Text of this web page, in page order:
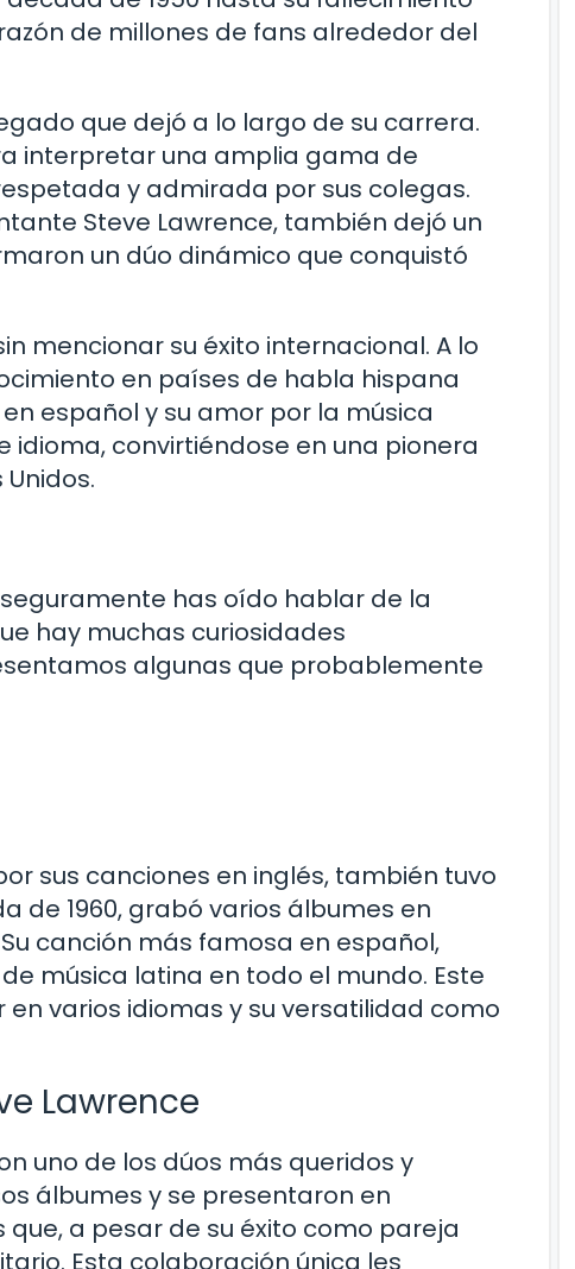
de millones de fans alrededor del
que dejó a lo largo de su carrera.
interpretar una amplia gama de
y admirada por sus colegas.
Steve Lawrence, también dejó un
un dúo dinámico que conquistó
mencionar su éxito internacional. A lo
en países de habla hispana
español y su amor por la música
convirtiéndose en una pionera
has oído hablar de la
hay muchas curiosidades
algunas que probablemente
sus canciones en inglés, también tuvo
de 1960, grabó varios álbumes en
canción más famosa en español,
música latina en todo el mundo. Este
varios idiomas y su versatilidad como
Lawrence
uno de los dúos más queridos y
álbumes y se presentaron en
a pesar de su éxito como pareja
Esta colaboración única les